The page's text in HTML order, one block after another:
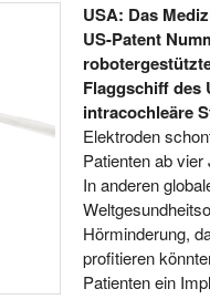
USA: Das
US-Patent
Flaggschiff des
intracochleäre
Elektroden
Patienten ab
In anderen
Hörminderung,
profitieren
Patienten ein